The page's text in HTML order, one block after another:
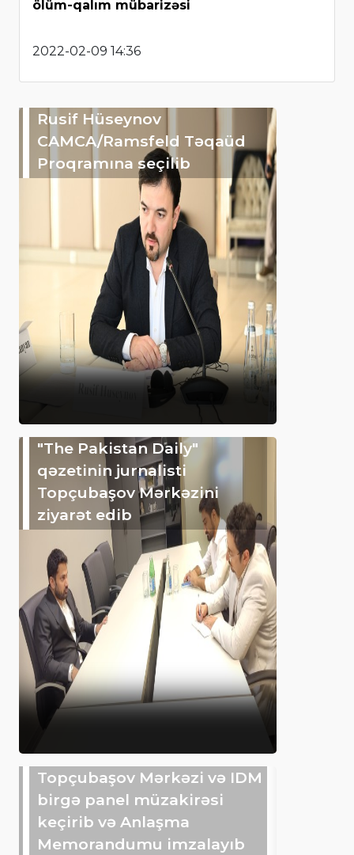
ölüm-qalım mübarizəsi
2022-02-09 14:36
Rusif Hüseynov
CAMCA/Ramsfeld Təqaüd
Proqramına seçilib
"The Pakistan Daily"
qəzetinin jurnalisti
Topçubaşov Mərkəzini
ziyarət edib
Topçubaşov Mərkəzi və IDM
birgə panel müzakirəsi
keçirib və Anlaşma
Memorandumu imzalayıb